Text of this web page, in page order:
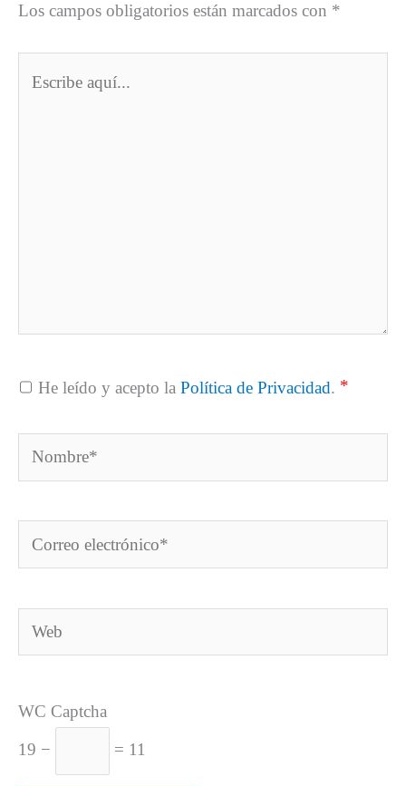
Los campos obligatorios están marcados con *
He leído y acepto la Política de Privacidad. *
Nombre*
Correo
electrónico*
Web
WC Captcha
19 −
= 11